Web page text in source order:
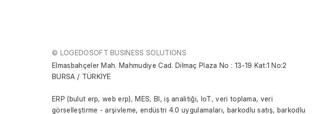
© LOGEDOSOFT BUSINESS SOLUTIONS
Elmasbahçeler Mah. Mahmudiye Cad. Dilmaç Plaza No : 13-19 Kat:1 No:2
BURSA / TÜRKİYE
ERP (bulut erp, web erp), MES, BI, iş analitiği, IoT, veri toplama, veri
görselleştirme - arşivleme, endüstri 4.0 uygulamaları, barkodlu satış, barkodlu